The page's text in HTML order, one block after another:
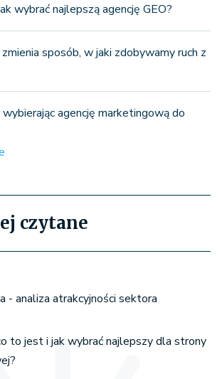
wybrać najlepszą agencję GEO?
sposób, w jaki zdobywamy ruch z
agencję marketingową do
czytane
- analiza atrakcyjności sektora
to jest i jak wybrać najlepszy dla strony